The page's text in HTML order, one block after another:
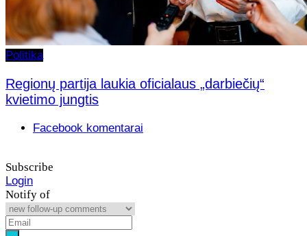
Politika
Regionų partija laukia oficialaus „darbiečių“
kvietimo jungtis
Facebook komentarai
Subscribe
Login
Notify of